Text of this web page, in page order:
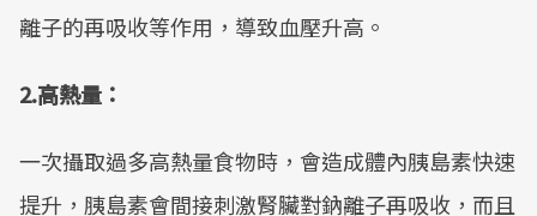
離子的再吸收等作用，導致血壓升高。
2.高熱量：
一次攝取過多高熱量食物時，會造成體內胰島素快速
提升，胰島素會間接刺激腎臟對鈉離子再吸收，而且